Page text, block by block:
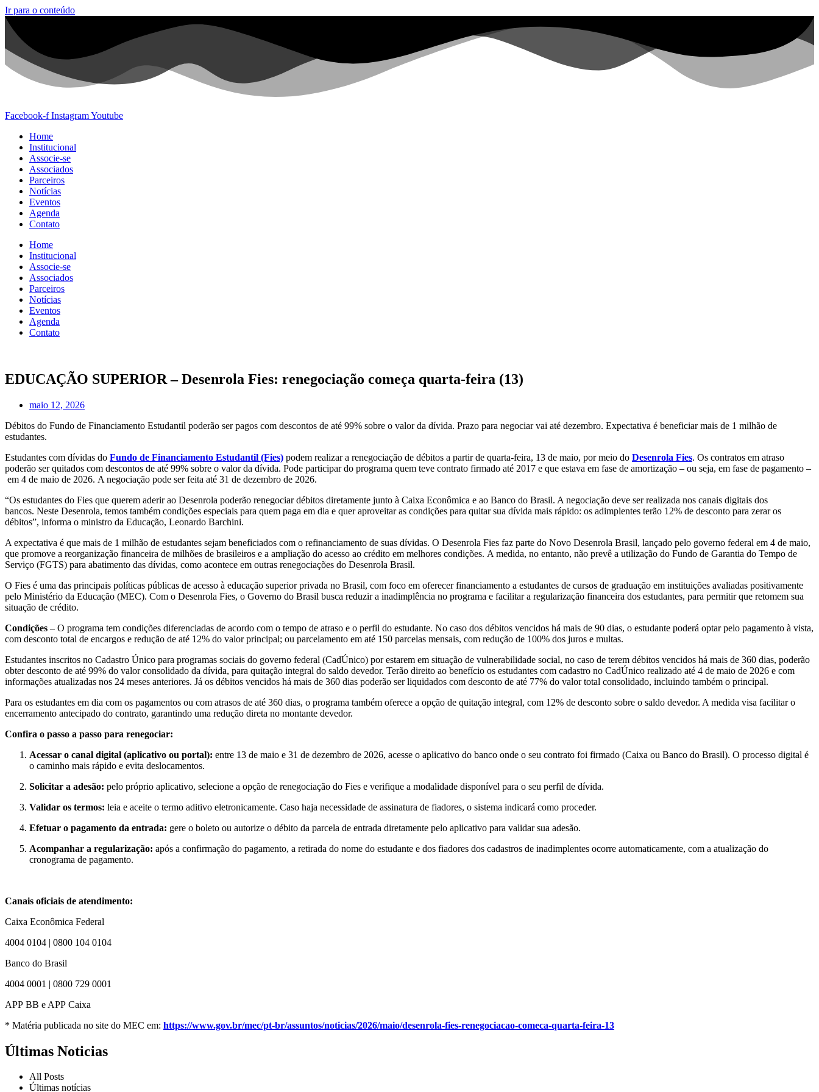
Ir para o conteúdo
Facebook-f InstagramYoutube
Home
Institucional
Associe-se
Associados
Parceiros
Notícias
Eventos
Agenda
Contato
Home
Institucional
Associe-se
Associados
Parceiros
Notícias
Eventos
Agenda
Contato
EDUCAÇÃO SUPERIOR – Desenrola Fies: renegociação começa quarta-feira (13)
maio 12, 2026
Débitos do Fundo de Financiamento Estudantil poderão ser pagos com descontos de até 99% sobre o valor da dívida. Prazo para negociar vai até dezembro. Expectativa é beneficiar mais de 1 milhão de
estudantes.
Estudantes com dívidas do Fundo de Financiamento Estudantil (Fies) podem realizar a renegociação de débitos a partir de quarta-feira, 13 de maio, por meio do Desenrola Fies. Os contratos em atraso
poderão ser quitados com descontos de até 99% sobre o valor da dívida. Pode participar do programa quem teve contrato firmado até 2017 e que estava em fase de amortização – ou seja, em fase de pagamento –
em 4 de maio de 2026. A negociação pode ser feita até 31 de dezembro de 2026.
“Os estudantes do Fies que querem aderir ao Desenrola poderão renegociar débitos diretamente junto à Caixa Econômica e ao Banco do Brasil. A negociação deve ser realizada nos canais digitais dos
bancos. Neste Desenrola, temos também condições especiais para quem paga em dia e quer aproveitar as condições para quitar sua dívida mais rápido: os adimplentes terão 12% de desconto para zerar os
débitos”, informa o ministro da Educação, Leonardo Barchini.
A expectativa é que mais de 1 milhão de estudantes sejam beneficiados com o refinanciamento de suas dívidas. O Desenrola Fies faz parte do Novo Desenrola Brasil, lançado pelo governo federal em 4 de maio,
que promove a reorganização financeira de milhões de brasileiros e a ampliação do acesso ao crédito em melhores condições. A medida, no entanto, não prevê a utilização do Fundo de Garantia do Tempo de
Serviço (FGTS) para abatimento das dívidas, como acontece em outras renegociações do Desenrola Brasil.
O Fies é uma das principais políticas públicas de acesso à educação superior privada no Brasil, com foco em oferecer financiamento a estudantes de cursos de graduação em instituições avaliadas positivamente
pelo Ministério da Educação (MEC). Com o Desenrola Fies, o Governo do Brasil busca reduzir a inadimplência no programa e facilitar a regularização financeira dos estudantes, para permitir que retomem sua
situação de crédito.
Condições – O programa tem condições diferenciadas de acordo com o tempo de atraso e o perfil do estudante. No caso dos débitos vencidos há mais de 90 dias, o estudante poderá optar pelo pagamento à vista,
com desconto total de encargos e redução de até 12% do valor principal; ou parcelamento em até 150 parcelas mensais, com redução de 100% dos juros e multas.
Estudantes inscritos no Cadastro Único para programas sociais do governo federal (CadÚnico) por estarem em situação de vulnerabilidade social, no caso de terem débitos vencidos há mais de 360 dias, poderão
obter desconto de até 99% do valor consolidado da dívida, para quitação integral do saldo devedor. Terão direito ao benefício os estudantes com cadastro no CadÚnico realizado até 4 de maio de 2026 e com
informações atualizadas nos 24 meses anteriores. Já os débitos vencidos há mais de 360 dias poderão ser liquidados com desconto de até 77% do valor total consolidado, incluindo também o principal.
Para os estudantes em dia com os pagamentos ou com atrasos de até 360 dias, o programa também oferece a opção de quitação integral, com 12% de desconto sobre o saldo devedor. A medida visa facilitar o
encerramento antecipado do contrato, garantindo uma redução direta no montante devedor.
Confira o passo a passo para renegociar:
Acessar o canal digital (aplicativo ou portal): entre 13 de maio e 31 de dezembro de 2026, acesse o aplicativo do banco onde o seu contrato foi firmado (Caixa ou Banco do Brasil). O processo digital é
o caminho mais rápido e evita deslocamentos.
Solicitar a adesão: pelo próprio aplicativo, selecione a opção de renegociação do Fies e verifique a modalidade disponível para o seu perfil de dívida.
Validar os termos: leia e aceite o termo aditivo eletronicamente. Caso haja necessidade de assinatura de fiadores, o sistema indicará como proceder.
Efetuar o pagamento da entrada: gere o boleto ou autorize o débito da parcela de entrada diretamente pelo aplicativo para validar sua adesão.
Acompanhar a regularização: após a confirmação do pagamento, a retirada do nome do estudante e dos fiadores dos cadastros de inadimplentes ocorre automaticamente, com a atualização do
cronograma de pagamento.
Canais oficiais de atendimento:
Caixa Econômica Federal
4004 0104 | 0800 104 0104
Banco do Brasil
4004 0001 | 0800 729 0001
APP BB e APP Caixa
* Matéria publicada no site do MEC em: https://www.gov.br/mec/pt-br/assuntos/noticias/2026/maio/desenrola-fies-renegociacao-comeca-quarta-feira-13
Últimas Noticias
All Posts
Últimas notícias